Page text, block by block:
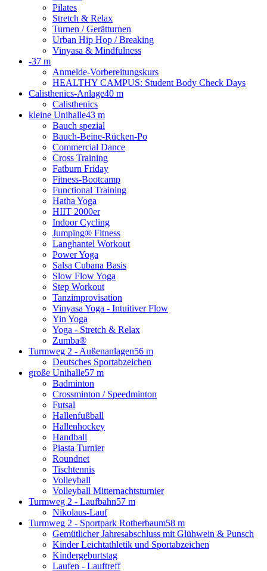
Pilates
Stretch & Relax
Turnen / Gerätturnen
Urban Hip Hop / Breaking
Vinyasa & Mindfulness
-37 m
Anmelde-Vorbereitungskurs
HEALTHY CAMPUS: Student Body Check Days
Calisthenics-Anlage40 m
Calisthenics
kleine Unihalle43 m
Bauch spezial
Bauch-Beine-Rücken-Po
Commercial Dance
Cross Training
Fatburn Friday
Fitness-Bootcamp
Functional Training
Hatha Yoga
HIIT 2000er
Indoor Cycling
Jumping® Fitness
Langhantel Workout
Power Yoga
Salsa Cubana Basis
Slow Flow Yoga
Step Workout
Tanzimprovisation
Vinyasa Yoga - Intuitiver Flow
Yin Yoga
Yoga - Stretch & Relax
Zumba®
Turmweg 2 - Außenanlagen56 m
Deutsches Sportabzeichen
große Unihalle57 m
Badminton
Crossminton / Speedminton
Futsal
Hallenfußball
Hallenhockey
Handball
Piasta Turnier
Roundnet
Tischtennis
Volleyball
Volleyball Mitternachtsturnier
Turmweg 2 - Laufbahn57 m
Nikolaus-Lauf
Turmweg 2 - Sportpark Rotherbaum58 m
Gemütlicher Jahresabschluss mit Glühwein & Punsch
Kinder Leichtathletik und Sportabzeichen
Kindergeburtstag
Laufen - Lauftreff